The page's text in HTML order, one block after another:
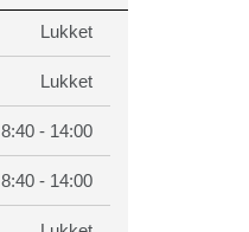
Lukket
Lukket
8:40 - 14:00
8:40 - 14:00